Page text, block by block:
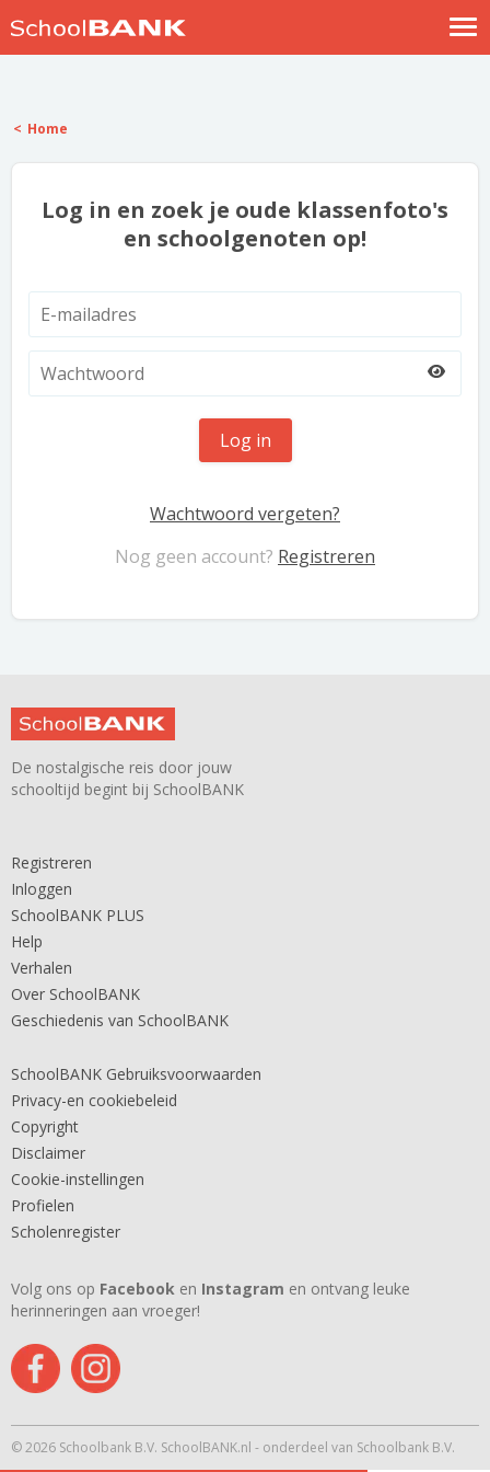
Help
Home
Log in en zoek je oude klassenfoto's
en schoolgenoten op!
Log in
Wachtwoord vergeten?
Nog geen account? Registreren
De nostalgische reis door jouw
schooltijd begint bij SchoolBANK
Registreren
Inloggen
SchoolBANK PLUS
Help
Verhalen
Over SchoolBANK
Geschiedenis van SchoolBANK
SchoolBANK Gebruiksvoorwaarden
Privacy-en cookiebeleid
Copyright
Disclaimer
Cookie-instellingen
Profielen
Scholenregister
Volg ons op Facebook en Instagram en ontvang leuke
herinneringen aan vroeger!
© 2026 Schoolbank B.V. SchoolBANK.nl - onderdeel van Schoolbank B.V.